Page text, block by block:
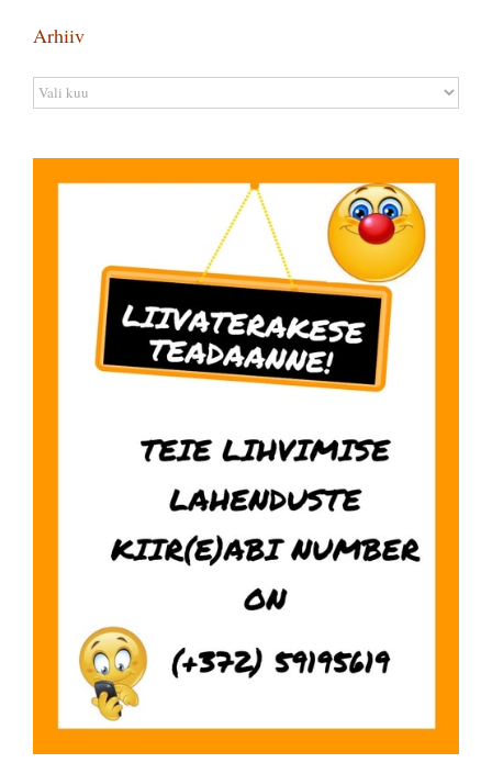
Arhiiv
Arhiiv